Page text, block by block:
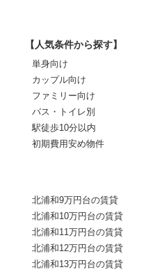
【人気条件から探す】
単身向け
カップル向け
ファミリー向け
バス・トイレ別
駅徒歩10分以内
初期費用安め物件
北浦和9万円台の賃貸
北浦和10万円台の賃貸
北浦和11万円台の賃貸
北浦和12万円台の賃貸
北浦和13万円台の賃貸